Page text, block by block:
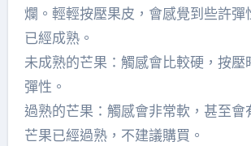
爛。輕輕按壓果皮，會感覺到些許彈
已經成熟。
未成熟的芒果：觸感會比較硬，按壓
彈性。
過熟的芒果：觸感會非常軟，甚至會
芒果已經過熟，不建議購買。